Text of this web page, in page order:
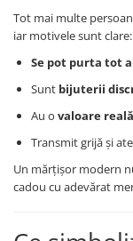
Coliere cu Inimioare
Coliere cu Cruce
Coliere cu Stea
Coliere cu Soare
Coliere cu Semilună
Coliere cu Flori
Coliere cu Animale
Tot mai multe
iar motivele sunt clare:
Se pot purta tot
Sunt bijuterii
Au o valoare reală
Transmit grijă și
Un mărțișor modern
cadou cu adevărat